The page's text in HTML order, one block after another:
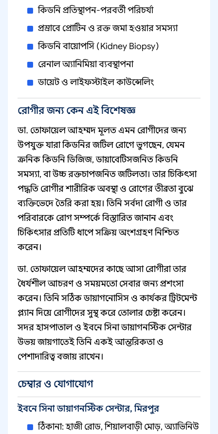
কিডনি প্রতিস্থাপন-পরবর্তী পরিচর্যা
প্রস্রাবে প্রোটিন ও রক্ত জমা হওয়ার সমস্যা
কিডনি বায়োপসি (Kidney Biopsy)
রেনাল অ্যানিমিয়া ব্যবস্থাপনা
ডায়েট ও লাইফস্টাইল কাউন্সেলিং
রোগীর জন্য কেন এই বিশেষজ্ঞ
ডা. তোফায়েল আহম্মদ মূলত এমন রোগীদের জন্য
উপযুক্ত যারা কিডনির জটিল রোগে ভুগছেন, যেমন
ক্রনিক কিডনি ডিজিজ, ডায়াবেটিসজনিত কিডনি
সমস্যা, বা উচ্চ রক্তচাপজনিত জটিলতা। তার চিকিৎসা
পদ্ধতি রোগীর শারীরিক অবস্থা ও রোগের তীব্রতা বুঝে
ব্যক্তিভেদে তৈরি করা হয়। তিনি সর্বদা রোগী ও তার
পরিবারকে রোগ সম্পর্কে বিস্তারিত জানান এবং
চিকিৎসার প্রতিটি ধাপে সক্রিয় অংশগ্রহণ নিশ্চিত
করেন।
ডা. তোফায়েল আহম্মদের কাছে আসা রোগীরা তার
ধৈর্যশীল আচরণ ও সময়মতো সেবার জন্য প্রশংসা
করেন। তিনি সঠিক ডায়াগনোসিস ও কার্যকর ট্রিটমেন্ট
প্ল্যান দিয়ে রোগীদের সুস্থ করে তোলার চেষ্টা করেন।
সদর হাসপাতাল ও ইবনে সিনা ডায়াগনস্টিক সেন্টার
উভয় জায়গাতেই তিনি একই আন্তরিকতা ও
পেশাদারিত্ব বজায় রাখেন।
চেম্বার ও যোগাযোগ
ইবনে সিনা ডায়াগনস্টিক সেন্টার, মিরপুর
ঠিকানা: হাজী রোড, শিয়ালবাড়ী মোড়, অ্যাভিনিউ